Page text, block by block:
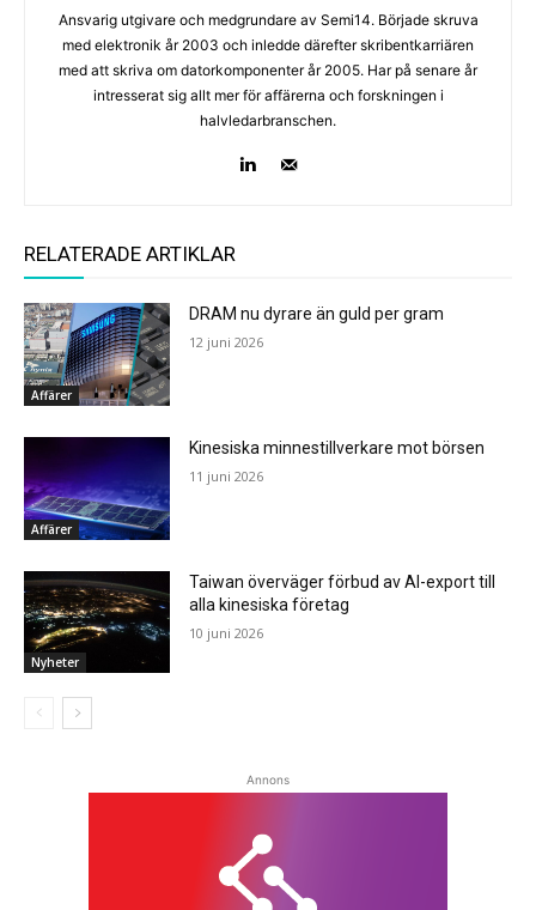
Ansvarig utgivare och medgrundare av Semi14. Började skruva
med elektronik år 2003 och inledde därefter skribentkarriären
med att skriva om datorkomponenter år 2005. Har på senare år
intresserat sig allt mer för affärerna och forskningen i
halvledarbranschen.
RELATERADE ARTIKLAR
Affärer
DRAM nu dyrare än guld per gram
12 juni 2026
Affärer
Kinesiska minnestillverkare mot börsen
11 juni 2026
Nyheter
Taiwan överväger förbud av AI-export till
alla kinesiska företag
10 juni 2026
Annons